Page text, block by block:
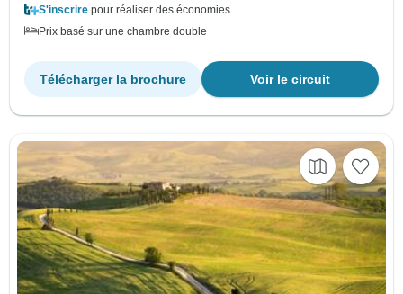
S'inscrire pour réaliser des économies
Prix basé sur une chambre double
Voir le circuit
Télécharger la brochure